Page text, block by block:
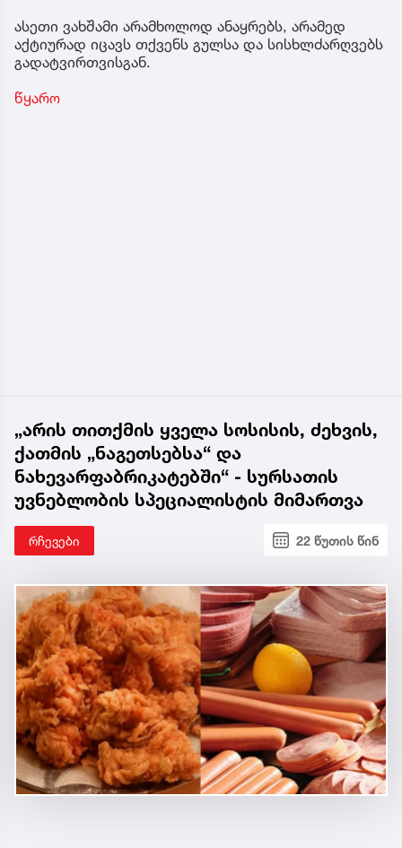
ასეთი ვახშამი არამხოლოდ ანაყრებს, არამედ
აქტიურად იცავს თქვენს გულსა და სისხლძარღვებს
გადატვირთვისგან.
წყარო
„არის თითქმის ყველა სოსისის, ძეხვის,
ქათმის „ნაგეთსებსა“ და
ნახევარფაბრიკატებში“ - სურსათის
უვნებლობის სპეციალისტის მიმართვა
რჩევები 22 წუთის წინ